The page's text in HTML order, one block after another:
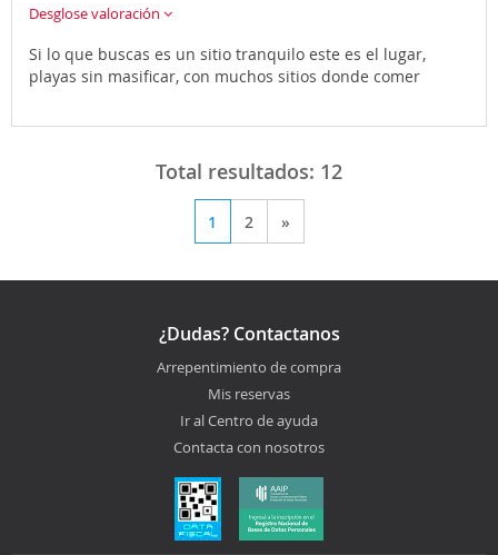
Desglose valoración
Si lo que buscas es un sitio tranquilo este es el lugar,
playas sin masificar, con muchos sitios donde comer
Total resultados: 12
1 2 »
¿Dudas? Contactanos
Arrepentimiento de compra
Mis reservas
Ir al Centro de ayuda
Contacta con nosotros